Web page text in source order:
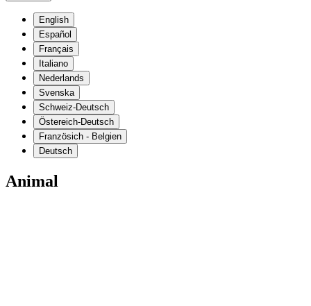
English
Español
Français
Italiano
Nederlands
Svenska
Schweiz-Deutsch
Östereich-Deutsch
Französich - Belgien
Deutsch
Animal